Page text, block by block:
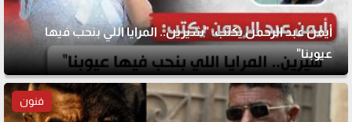
أيمن عبد الرحمن يكتب: "شيرين.. المرايا اللي بنحب فيها
عيوبنا"
فنون